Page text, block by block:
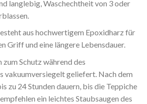
langlebig, Waschechtheit von 3 oder
aus hochwertigem Epoxidharz für
Griff und eine längere Lebensdauer.
zum Schutz während des
vakuumversiegelt geliefert. Nach dem
zu 24 Stunden dauern, bis die Teppiche
ein leichtes Staubsaugen des